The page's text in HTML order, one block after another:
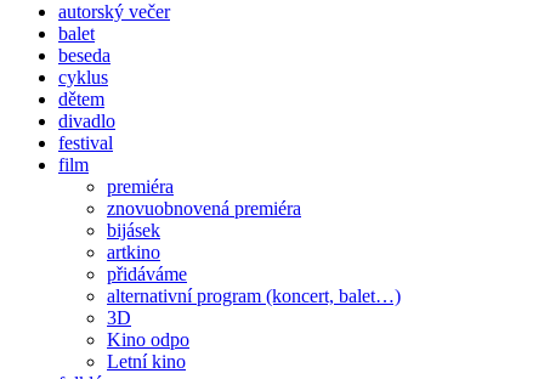
autorský večer
balet
beseda
cyklus
dětem
divadlo
festival
film
premiéra
znovuobnovená premiéra
bijásek
artkino
přidáváme
alternativní program (koncert, balet…)
3D
Kino odpo
Letní kino